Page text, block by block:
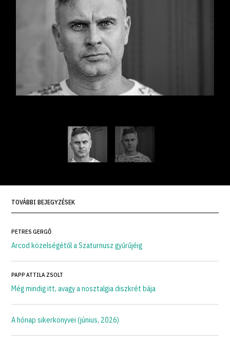
TOVÁBBI BEJEGYZÉSEK
PETRES GERGŐ
Arcod közelségétől a Szaturnusz gyűrűjéig
PAPP ATTILA ZSOLT
Még mindig itt, avagy a nosztalgia diszkrét bája
A hónap sikerkönyvei (június, 2026)